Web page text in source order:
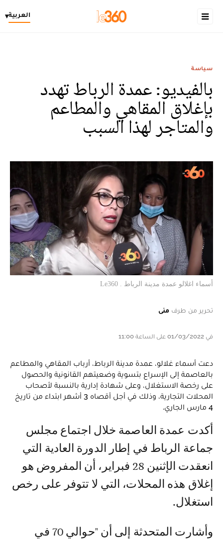
العربية▾
سياسة
بالفيديو: عمدة الرباط تهدد
بإغلاق المقاهي والمطاعم
والمتاجر لهذا السبب
أسماء اغلالو عمدة مدينة الرباط . Le360
تحرير من طرف منى
في 01/03/2022 على الساعة 11:00
دعت أسماء غلالو، عمدة مدينة الرباط، أرباب المقاهي والمطاعم
بالعاصمة إلى الإسراع بتسوية وضعيتهم القانونية والحصول
على رخصة الاستغلال، وعلى شهادة إدارية بالنسبة لأصحاب
المحلات التجارية، وذلك في أجل أقصاه 3 أشهر ابتداء من تاريخ
4 مارس الجاري.
أكدت عمدة العاصمة خلال اجتماع مجلس
جماعة الرباط في إطار الدورة العادية التي
انعقدت الإثنين 28 فبراير، أن المفروض هو
إغلاق هذه المحلات، التي لا تتوفر على رخص
استغلال.
وأشارت المتحدثة إلى أن "حوالي 70 في